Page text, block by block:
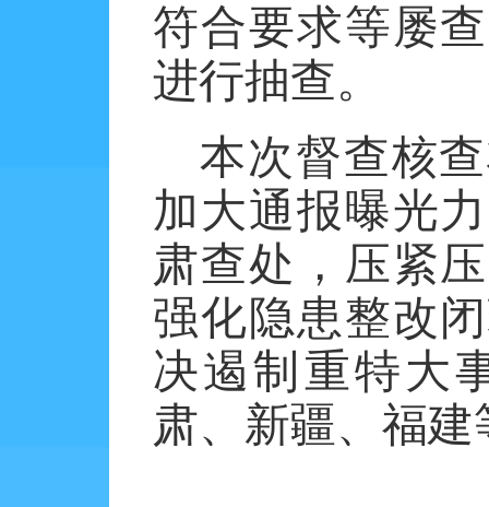
符合要求等屡
进行抽查。
本次督查核
加大通报曝光
肃查处，压紧
强化隐患整改
决遏制重特大
肃、新疆、福